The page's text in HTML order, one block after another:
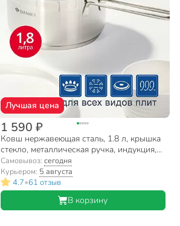
Лучшая цена
1 590 ₽
Ковш нержавеющая сталь, 1.8 л, крышка
стекло, металлическая ручка, индукция,
Daniks, Бонн, GS-01319-16SP
Самовывоз: сегодня
Курьером: 5 августа
4.7•61 отзыв
В корзину